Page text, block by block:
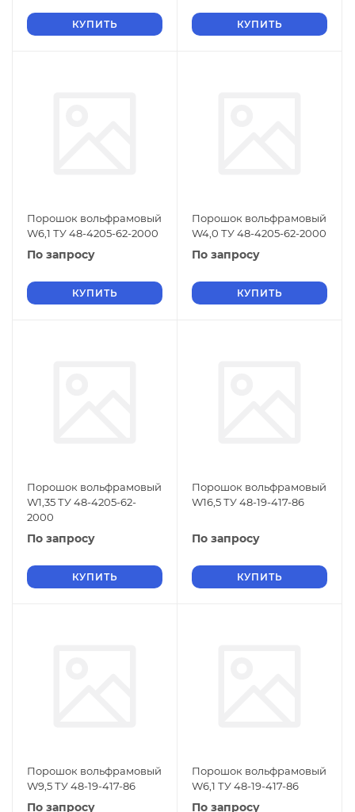
КУПИТЬ КУПИТЬ
Порошок вольфрамовый
W6,1 ТУ 48-4205-62-2000
По запросу
КУПИТЬ
Порошок вольфрамовый
W4,0 ТУ 48-4205-62-2000
По запросу
КУПИТЬ
Порошок вольфрамовый
W1,35 ТУ 48-4205-62-
2000
По запросу
КУПИТЬ
Порошок вольфрамовый
W16,5 ТУ 48-19-417-86
По запросу
КУПИТЬ
Порошок вольфрамовый
W9,5 ТУ 48-19-417-86
По запросу
Порошок вольфрамовый
W6,1 ТУ 48-19-417-86
По запросу